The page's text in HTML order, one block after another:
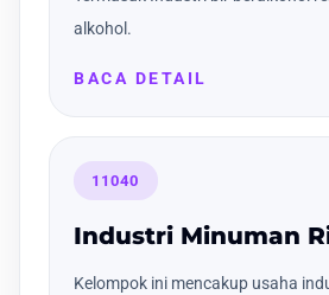
alkohol.
BACA DETAIL
11040
Industri Minuman
Kelompok ini mencakup usaha